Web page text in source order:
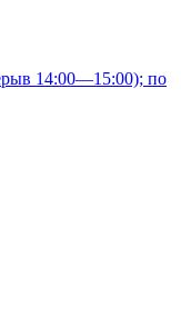
14:00—15:00); по